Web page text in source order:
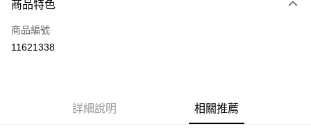
信用卡一次付款
運送方式
商品特色
商品編號
11621338
詳細說明 相關推薦